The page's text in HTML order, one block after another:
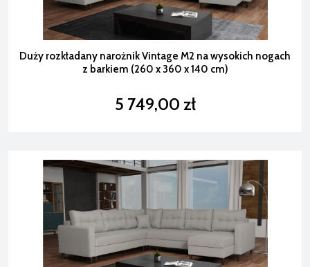
Duży rozkładany narożnik Vintage M2 na wysokich nogach
z barkiem (260 x 360 x 140 cm)
5 749,00 zł